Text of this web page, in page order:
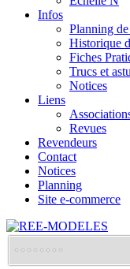
Infos
Planning
Historique
Fiches
Trucs et
Notices
Liens
Revues
Revendeurs
Contact
Notices
Planning
Site e-commerce